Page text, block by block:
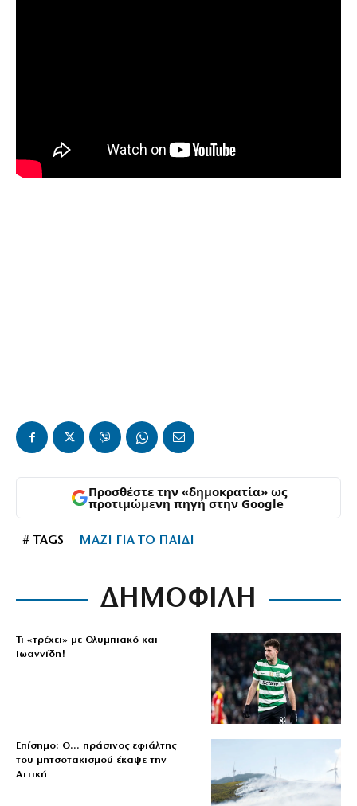
Προσθέστε την «δημοκρατία» ως
προτιμώμενη πηγή στην Google
# TAGS ΜΑΖΙ ΓΙΑ ΤΟ ΠΑΙΔΙ
ΔΗΜΟΦΙΛΗ
Τι «τρέχει» με Ολυμπιακό και
Ιωαννίδη!
Επίσημο: Ο… πράσινος εφιάλτης
του μητσοτακισμού έκαψε την
Αττική